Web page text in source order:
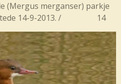
(Mergus merganser) parkje
14-9-2013. / 14